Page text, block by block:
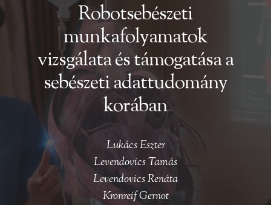
Robotsebészeti
munkafolyamatok
vizsgálata és támogatása a
sebészeti adattudomány
korában
Lukács Eszter
Levendovics Tamás
Levendovics Renáta
Kronreif Gernot